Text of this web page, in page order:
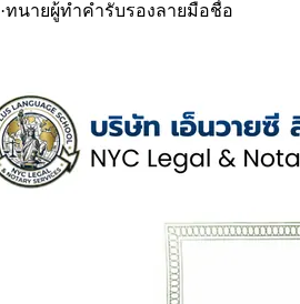
·ทนายผู้ทำคำรับรองลายมือชื่อ